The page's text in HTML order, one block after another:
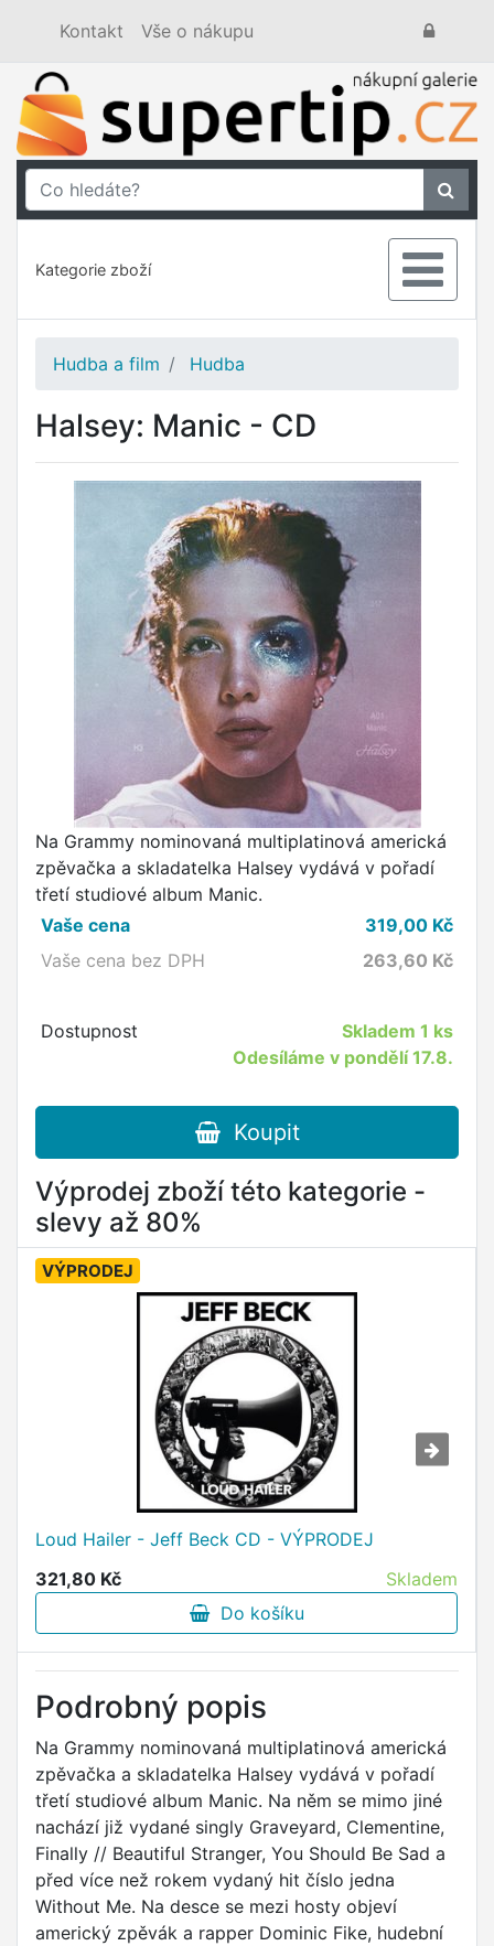
Kontakt Vše o nákupu
Kategorie zboží
Hudba a film Hudba
Halsey: Manic - CD
Na Grammy nominovaná multiplatinová americká
zpěvačka a skladatelka Halsey vydává v pořadí
třetí studiové album Manic.
Vaše cena
319,00 Kč
Vaše cena bez DPH
263,60 Kč
Dostupnost Skladem1 ks
Odesíláme v pondělí 17.8.
Koupit
Výprodej zboží této kategorie -
slevy až 80%
VÝPRODEJ
Loud Hailer - Jeff Beck CD - VÝPRODEJ
321,80 Kč
Skladem
Do košíku
Podrobný popis
Na Grammy nominovaná multiplatinová americká
zpěvačka a skladatelka Halsey vydává v pořadí
třetí studiové album Manic. Na něm se mimo jiné
nachází již vydané singly Graveyard, Clementine,
Finally // Beautiful Stranger, You Should Be Sad a
před více než rokem vydaný hit číslo jedna
Without Me. Na desce se mezi hosty objeví
americký zpěvák a rapper Dominic Fike, hudební